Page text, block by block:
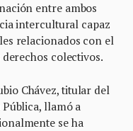
entre ambos
intercultural capaz
relacionados con el
colectivos.
Chávez, titular del
llamó a
se ha